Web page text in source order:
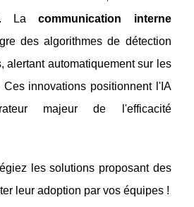
Lacommunication interne
des algorithmes de détection
alertant automatiquement sur les
innovations positionnent l'IA
majeur de l'efficacité
les solutions proposant des
leur adoption par vos équipes !